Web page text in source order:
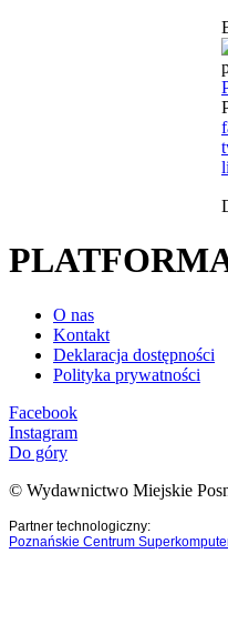
O nas
Kontakt
Deklaracja dostępności
Polityka prywatności
Facebook
Instagram
Do góry
© Wydawnictwo Miejskie
Partner technologiczny:
Poznańskie Centrum